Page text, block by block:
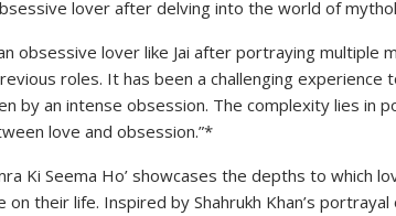
lover after delving into the world of
obsessive lover like Jai after portraying multiple
roles. It has been a challenging experience
by an intense obsession. The complexity lies in
love and obsession.”*
Ki Seema Ho’ showcases the depths to which
their life. Inspired by Shahrukh Khan’s